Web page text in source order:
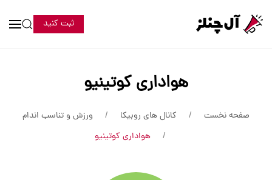
ثبت کنید
هواداری کوتینیو
صفحه نخست کانال های روبیکا
ورزش و تناسب اندام
هواداری کوتینیو